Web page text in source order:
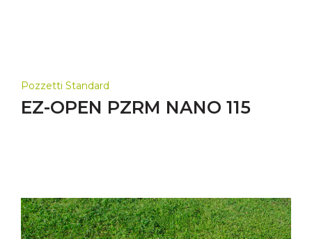
Pozzetti Standard
EZ-OPEN PZRM NANO 115